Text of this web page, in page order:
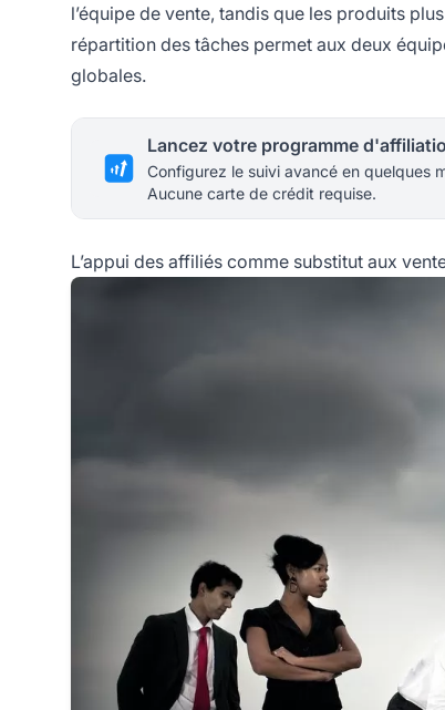
l’équipe de vente, tandis que les produits
répartition des tâches permet aux deux
globales.
Configurez le suivi avancé en quelques
Aucune carte de crédit requise.
L’appui des affiliés comme substitut aux